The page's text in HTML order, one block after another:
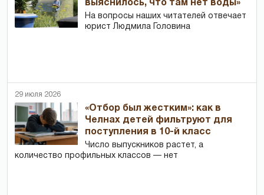
выяснилось, что там нет воды»
На вопросы наших читателей отвечает
юрист Людмила Головина
29 июля 2026
«Отбор был жестким»: как в
Челнах детей фильтруют для
поступления в 10-й класс
Число выпускников растет, а
количество профильных классов — нет